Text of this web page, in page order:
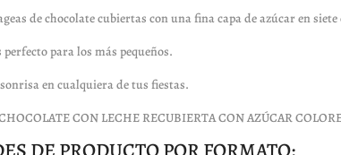
de chocolate cubiertas con una fina capa de azúcar en
perfecto para los más pequeños.
en cualquiera de tus fiestas.
CON LECHE RECUBIERTA CON AZÚCAR